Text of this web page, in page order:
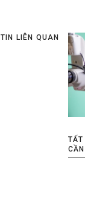
TIN LIÊN QUAN
TẤT